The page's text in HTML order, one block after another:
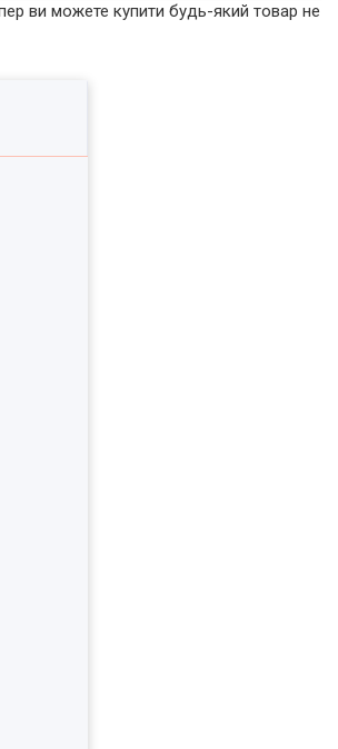
ви можете купити будь-який товар не